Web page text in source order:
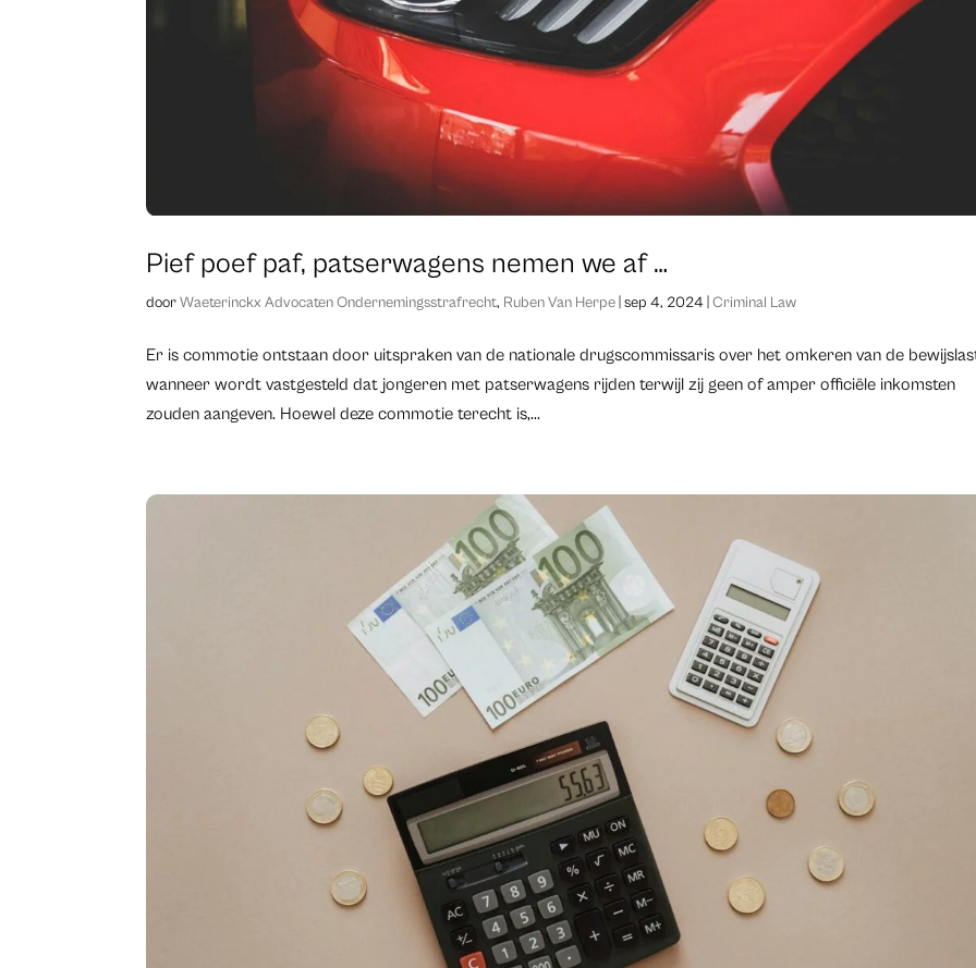
Pief poef paf, patserwagens nemen we af …
doorWaeterinckx Advocaten Ondernemingsstrafrecht, Ruben Van Herpe|sep 4, 2024|Criminal Law
Er is commotie ontstaan door uitspraken van de nationale drugscommissaris over het omkeren van de
wanneer wordt vastgesteld dat jongeren met patserwagens rijden terwijl zij geen of amper officiële inkomsten
zouden aangeven. Hoewel deze commotie terecht is,...